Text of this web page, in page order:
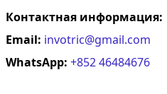
Контактная информация:
Email: invotric@gmail.com
WhatsApp: +852 46484676